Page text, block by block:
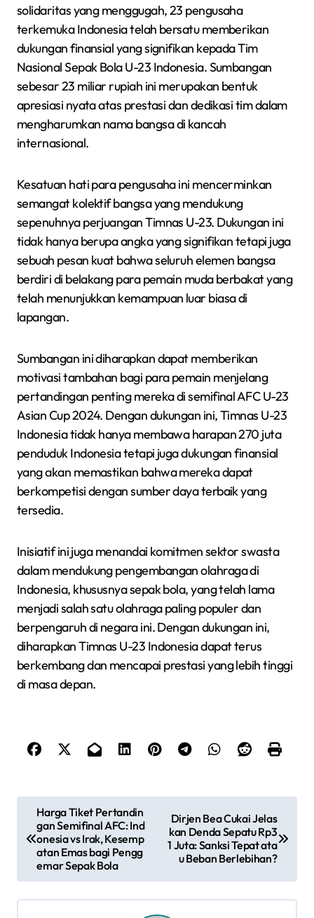
solidaritas yang menggugah, 23 pengusaha
terkemuka Indonesia telah bersatu memberikan
dukungan finansial yang signifikan kepada Tim
Nasional Sepak Bola U-23 Indonesia. Sumbangan
sebesar 23 miliar rupiah ini merupakan bentuk
apresiasi nyata atas prestasi dan dedikasi tim dalam
mengharumkan nama bangsa di kancah
internasional.
Kesatuan hati para pengusaha ini mencerminkan
semangat kolektif bangsa yang mendukung
sepenuhnya perjuangan Timnas U-23. Dukungan ini
tidak hanya berupa angka yang signifikan tetapi juga
sebuah pesan kuat bahwa seluruh elemen bangsa
berdiri di belakang para pemain muda berbakat yang
telah menunjukkan kemampuan luar biasa di
lapangan.
Sumbangan ini diharapkan dapat memberikan
motivasi tambahan bagi para pemain menjelang
pertandingan penting mereka di semifinal AFC U-23
Asian Cup 2024. Dengan dukungan ini, Timnas U-23
Indonesia tidak hanya membawa harapan 270 juta
penduduk Indonesia tetapi juga dukungan finansial
yang akan memastikan bahwa mereka dapat
berkompetisi dengan sumber daya terbaik yang
tersedia.
Inisiatif ini juga menandai komitmen sektor swasta
dalam mendukung pengembangan olahraga di
Indonesia, khususnya sepak bola, yang telah lama
menjadi salah satu olahraga paling populer dan
berpengaruh di negara ini. Dengan dukungan ini,
diharapkan Timnas U-23 Indonesia dapat terus
berkembang dan mencapai prestasi yang lebih tinggi
di masa depan.
a
i
Harga Tiket Pertandin
gan Semifinal AFC: Ind
onesia vs Irak, Kesemp
atan Emas bagi Pengg
emar Sepak Bola
Dirjen Bea Cukai Jelas
kan Denda Sepatu Rp3
1 Juta: Sanksi Tepat ata
u Beban Berlebihan?